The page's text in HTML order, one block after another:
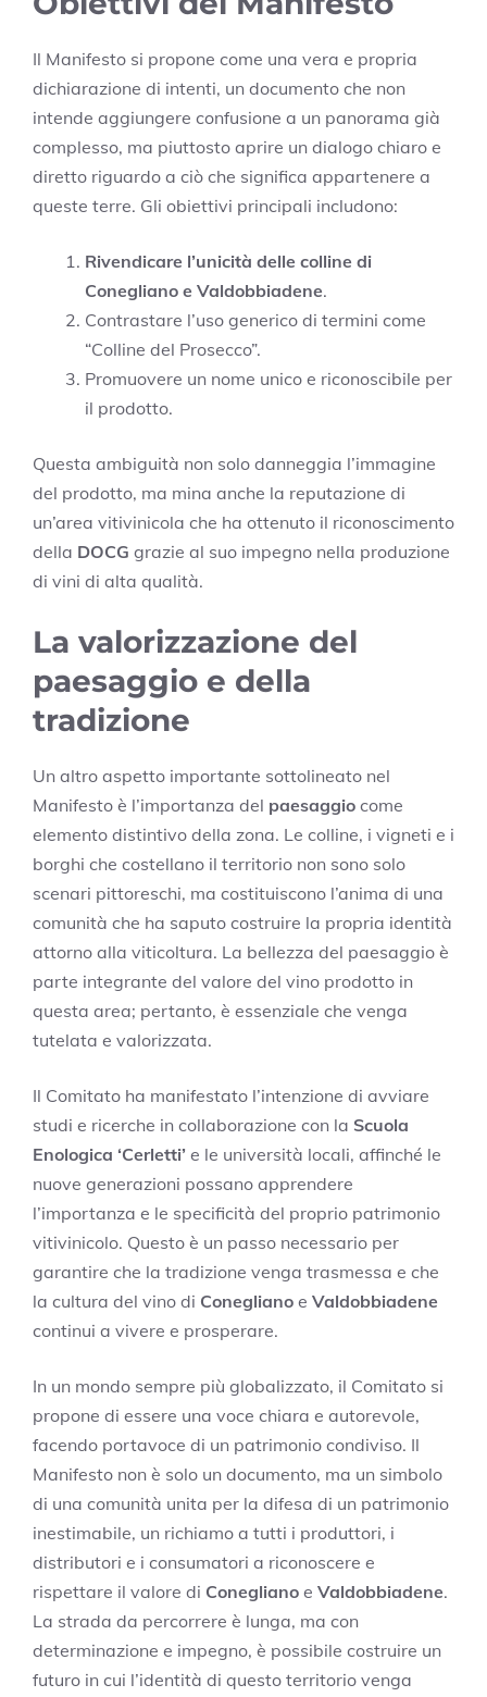
Il Manifesto si propone come una vera e propria
dichiarazione di intenti, un documento che non
intende aggiungere confusione a un panorama già
complesso, ma piuttosto aprire un dialogo chiaro e
diretto riguardo a ciò che significa appartenere a
queste terre. Gli obiettivi principali includono:
Rivendicare l’unicità delle colline di
Conegliano e Valdobbiadene.
Contrastare l’uso generico di termini come
“Colline del Prosecco”.
Promuovere un nome unico e riconoscibile per
il prodotto.
Questa ambiguità non solo danneggia l’immagine
del prodotto, ma mina anche la reputazione di
un’area vitivinicola che ha ottenuto il riconoscimento
della DOCG grazie al suo impegno nella produzione
di vini di alta qualità.
La valorizzazione del
paesaggio e della
tradizione
Un altro aspetto importante sottolineato nel
Manifesto è l’importanza del paesaggio come
elemento distintivo della zona. Le colline, i vigneti e i
borghi che costellano il territorio non sono solo
scenari pittoreschi, ma costituiscono l’anima di una
comunità che ha saputo costruire la propria identità
attorno alla viticoltura. La bellezza del paesaggio è
parte integrante del valore del vino prodotto in
questa area; pertanto, è essenziale che venga
tutelata e valorizzata.
Il Comitato ha manifestato l’intenzione di avviare
studi e ricerche in collaborazione con la Scuola
Enologica ‘Cerletti’ e le università locali, affinché le
nuove generazioni possano apprendere
l’importanza e le specificità del proprio patrimonio
vitivinicolo. Questo è un passo necessario per
garantire che la tradizione venga trasmessa e che
la cultura del vino di Conegliano e Valdobbiadene
continui a vivere e prosperare.
In un mondo sempre più globalizzato, il Comitato si
propone di essere una voce chiara e autorevole,
facendo portavoce di un patrimonio condiviso. Il
Manifesto non è solo un documento, ma un simbolo
di una comunità unita per la difesa di un patrimonio
inestimabile, un richiamo a tutti i produttori, i
distributori e i consumatori a riconoscere e
rispettare il valore di Conegliano e Valdobbiadene.
La strada da percorrere è lunga, ma con
determinazione e impegno, è possibile costruire un
futuro in cui l’identità di questo territorio venga